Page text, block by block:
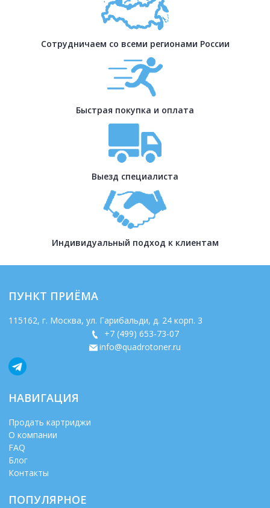
Сотрудничаем со всеми регионами России
Быстрая покупка и оплата
Выезд специалиста
Индивидуальный подход к клиентам
ПУНКТ ПРИЁМА
115162, г. Москва, ул. Гарибальди, д. 24 корп. 3
+7 (499) 653-73-07
info@quadrotoner.ru
НАВИГАЦИЯ
Продать картриджи
О компании
FAQ
Блог
Контакты
ПОПУЛЯРНОЕ